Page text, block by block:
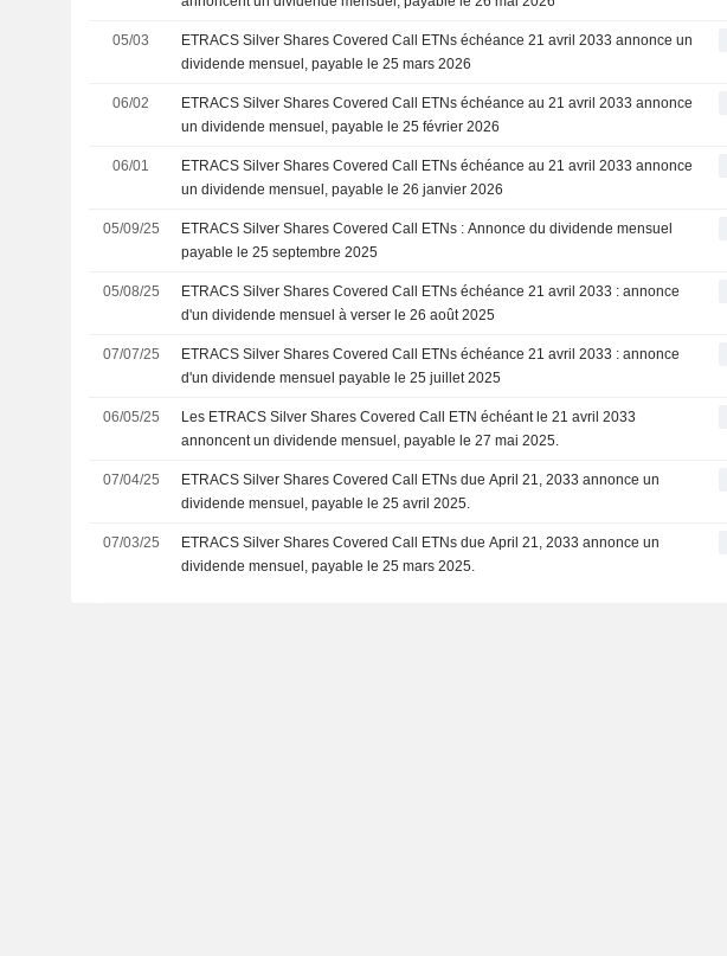
05/03
ETRACS Silver Shares Covered Call ETNs échéance 21 avril 2033 annonce un
dividende mensuel, payable le 25 mars 2026
06/02
ETRACS Silver Shares Covered Call ETNs échéance au 21 avril 2033 annonce
un dividende mensuel, payable le 25 février 2026
06/01
ETRACS Silver Shares Covered Call ETNs échéance au 21 avril 2033 annonce
un dividende mensuel, payable le 26 janvier 2026
05/09/25
ETRACS Silver Shares Covered Call ETNs : Annonce du dividende mensuel
payable le 25 septembre 2025
05/08/25
ETRACS Silver Shares Covered Call ETNs échéance 21 avril 2033 : annonce
d'un dividende mensuel à verser le 26 août 2025
07/07/25
ETRACS Silver Shares Covered Call ETNs échéance 21 avril 2033 : annonce
d'un dividende mensuel payable le 25 juillet 2025
06/05/25
Les ETRACS Silver Shares Covered Call ETN échéant le 21 avril 2033
annoncent un dividende mensuel, payable le 27 mai 2025.
07/04/25
ETRACS Silver Shares Covered Call ETNs due April 21, 2033 annonce un
dividende mensuel, payable le 25 avril 2025.
07/03/25
ETRACS Silver Shares Covered Call ETNs due April 21, 2033 annonce un
dividende mensuel, payable le 25 mars 2025.